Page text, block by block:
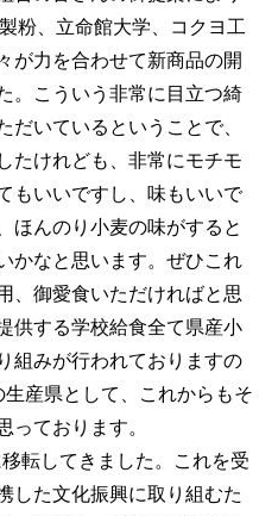
粉、立命館大学、コクヨ工
が力を合わせて新商品の開
。こういう非常に目立つ綺
だいているということで、
たけれども、非常にモチモ
もいいですし、味もいいで
ほんのり小麦の味がすると
かなと思います。ぜひこれ
、御愛食いただければと思
供する学校給食全て県産小
組みが行われておりますの
産県として、これからもそ
っております。
転してきました。これを受
した文化振興に取り組むた